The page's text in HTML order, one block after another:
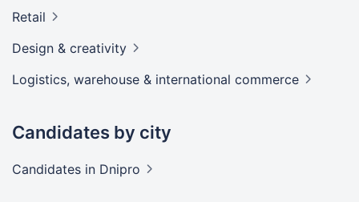
Retail
Design & creativity
Logistics, warehouse & international commerce
Candidates by city
Candidates in Dnipro